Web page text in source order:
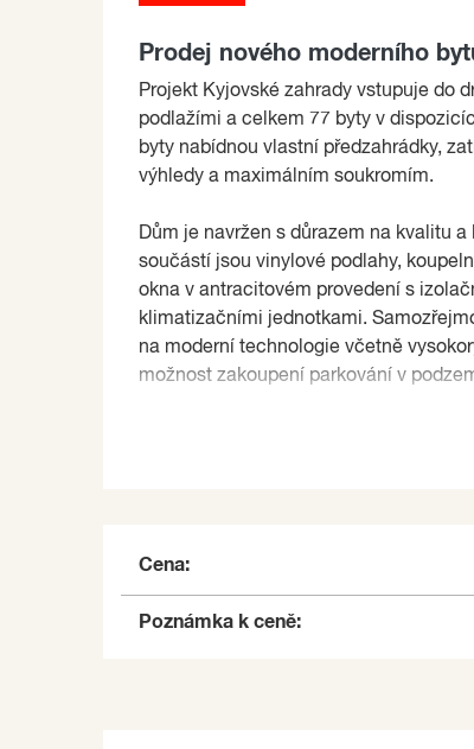
Prodej nového moderního
Projekt Kyjovské zahrady vstupuje do
podlažími a celkem 77 byty v
byty nabídnou vlastní předzahrádky,
výhledy a maximálním soukromím.
Dům je navržen s důrazem na kvalitu
součástí jsou vinylové podlahy,
okna v antracitovém provedení s
klimatizačními jednotkami.
na moderní technologie včetně
možnost zakoupení parkování v
Bytový dům spadá do energetické
Z celkového počtu 77 bytů je již 53
Kyjovské zahrady tak nabízejí ideální
Cena:
Poznámka k ceně: